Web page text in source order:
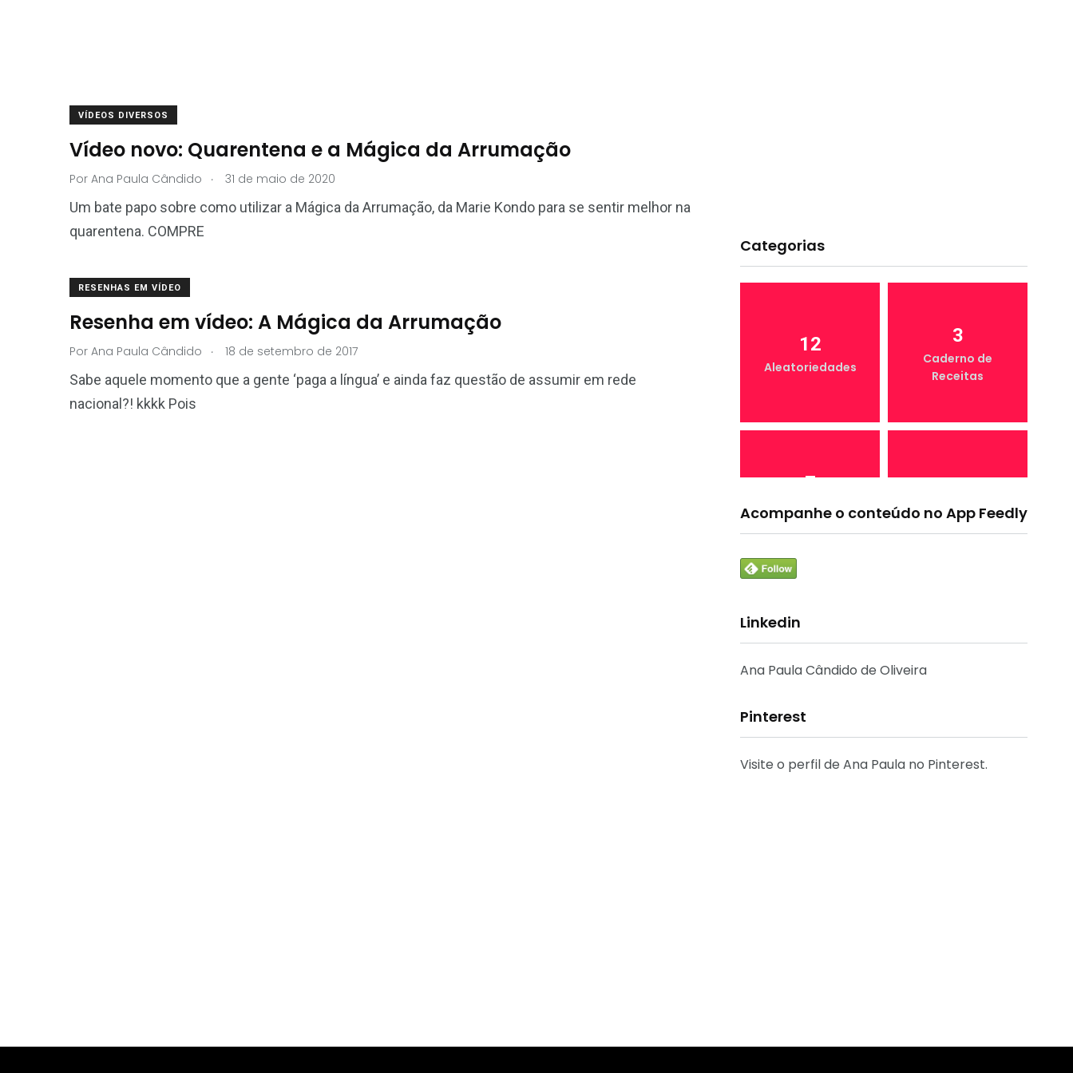
VÍDEOS DIVERSOS
Vídeo novo: Quarentena e a Mágica da Arrumação
Por Ana Paula Cândido . 31 de maio de 2020
Um bate papo sobre como utilizar a Mágica da Arrumação, da Marie Kondo para se sentir melhor na
quarentena. COMPRE
RESENHAS EM VÍDEO
Resenha em vídeo: A Mágica da Arrumação
Por Ana Paula Cândido . 18 de setembro de 2017
Sabe aquele momento que a gente ‘paga a língua’ e ainda faz questão de assumir em rede
nacional?! kkkk Pois
Categorias
12
Aleatoriedades
3
Caderno de
Receitas
7
Canal Conta
Comigo
Conta Comigo MEI
33
Reflexões
Acompanhe o conteúdo no App Feedly
Linkedin
Ana Paula Cândido de Oliveira
Pinterest
Visite o perfil de Ana Paula no Pinterest.